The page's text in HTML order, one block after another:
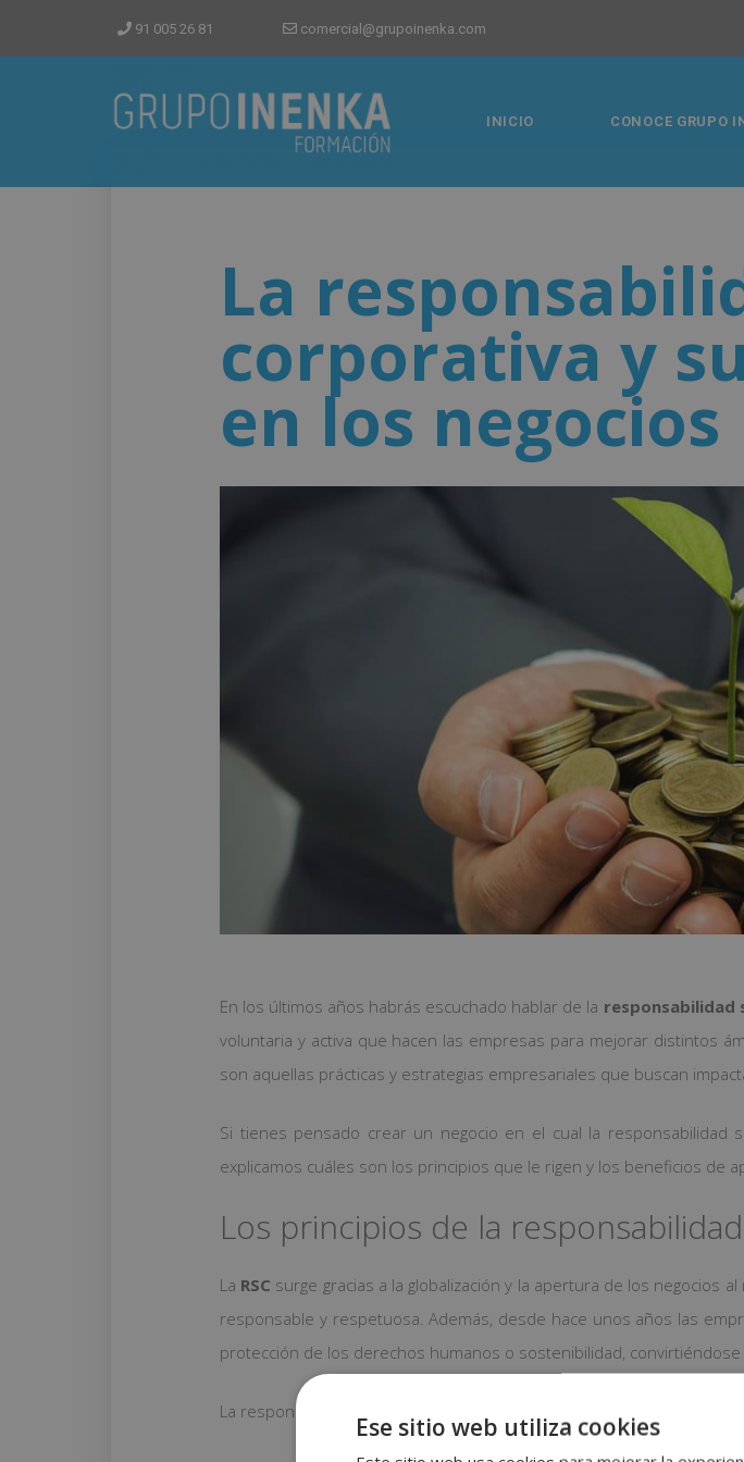
91 005 26 81 comercial@grupoinenka.com
INICIO CONOCE GRUPO
La
corporativa y
en los negocios
En los últimos años habrás escuchado hablar de la responsabilidad
voluntaria y activa que hacen las empresas para mejorar distintos
son aquellas prácticas y estrategias empresariales que buscan
Si tienes pensado crear un negocio en el cual la responsabilidad
explicamos cuáles son los principios que le rigen y los beneficios de
Los principios de la
La RSC surge gracias a la globalización y la apertura de los negocios
responsable y respetuosa. Además, desde hace unos años las
protección de los derechos humanos o sostenibilidad,
La responsabilidad social corporativa se rige por 4 principios
Ese sitio web utiliza cookies